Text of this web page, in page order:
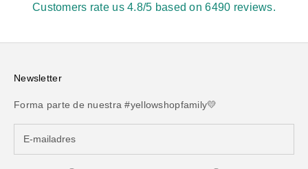
Customers rate us 4.8/5 based on 6490 reviews.
Newsletter
Forma parte de nuestra #yellowshopfamily💛